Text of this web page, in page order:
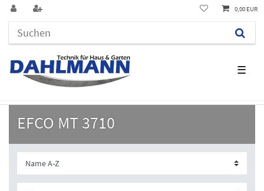
☰
0,00 EUR
EFCO MT 3710